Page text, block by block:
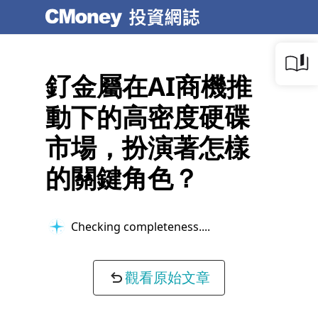
釕金屬在AI商機推
動下的高密度硬碟
市場，扮演著怎樣
的關鍵角色？
Checking completeness...
觀看原始文章